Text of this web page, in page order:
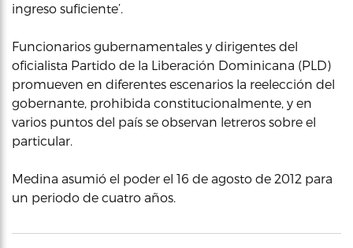
ingreso suficiente’.
Funcionarios gubernamentales y dirigentes del
oficialista Partido de la Liberación Dominicana (PLD)
promueven en diferentes escenarios la reelección del
gobernante, prohibida constitucionalmente, y en
varios puntos del país se observan letreros sobre el
particular.
Medina asumió el poder el 16 de agosto de 2012 para
un periodo de cuatro años.